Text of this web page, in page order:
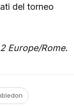
del torneo
Europe/Rome.